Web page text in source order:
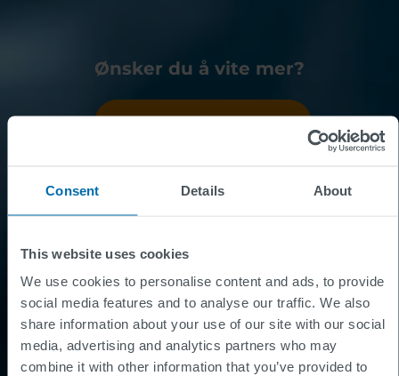
Consent Details About
This website uses cookies
We use cookies to personalise content and ads, to provide
social media features and to analyse our traffic. We also
share information about your use of our site with our social
media, advertising and analytics partners who may
combine it with other information that you’ve provided to
Ønsker du å vite mer?
Kontakt oss